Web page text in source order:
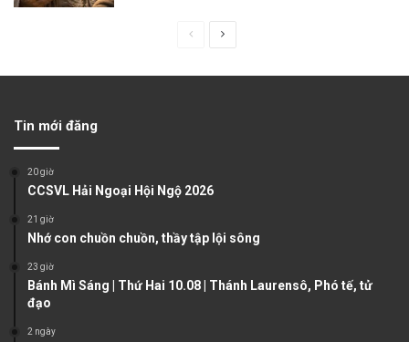
u
p
g
Tin mới đăng
20 giờ
CCSVL Hải Ngoại Hội Ngộ 2026
21 giờ
Nhớ con chuồn chuồn, thầy tập lội sông
23 giờ
Bánh Mì Sáng | Thứ Hai 10.08 | Thánh Laurensô, Phó tế, tử
đạo
2 ngày